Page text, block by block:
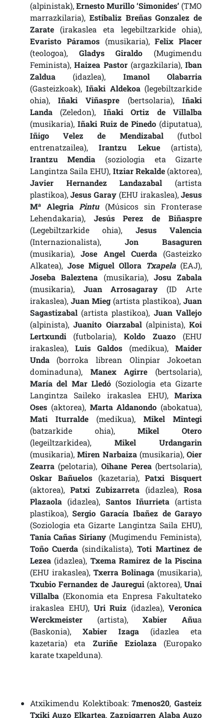
(alpinistak),Ernesto Murillo ‘Simonides’ (TMO
marrazkilaria), Estibaliz Breñas Gonzalez de
Zarate(irakaslea eta legebiltzarkide ohia),
Evaristo Páramos(musikaria),Felix Placer
(teologoa),Gladys Giraldo (Mugimendu
Feminista),Haizea Pastor(argazkilaria),Iban
Zaldua(idazlea), Imanol Olabarria
(Gasteizkoak),Iñaki Aldekoa(legebiltzarkide
ohia),Iñaki Viñaspre (bertsolaria),Iñaki
Landa(Zeledon), Iñaki Ortiz de Villalba
(musikaria),Iñaki Ruiz de Pinedo (diputatua),
Iñigo Velez de Mendizabal(futbol
entrenatzailea),Irantzu Lekue(artista),
Irantzu Mendia (soziologia eta Gizarte
Langintza Saila EHU), Itziar Rekalde(aktorea),
Javier Hernandez Landazabal (artista
plastikoa),Jesus Garay (EHU irakaslea),Jesus
Mª Alegria Pintu(Músicos sin Fronterase
Lehendakaria),Jesús Perez de Biñaspre
(Legebiltzarkide ohia), Jesus Valencia
(Internazionalista),Jon Basaguren
(musikaria),Jose Angel Cuerda(Gasteizko
Alkatea), Jose Miguel Ollora Txapela(EAJ),
Joseba Baleztena (musikaria), Josu Zabala
(musikaria),Juan Arrosagaray (ID Arte
irakaslea), Juan Mieg(artista plastikoa),Juan
Sagastizabal(artista plastikoa), Juan Vallejo
(alpinista),Juanito Oiarzabal(alpinista),Koi
Lertxundi(futbolaria), Koldo Zuazo(EHU
irakaslea),Luis Galdos (medikua),Maider
Unda(borroka librean Olinpiar Jokoetan
dominaduna), Manex Agirre (bertsolaria),
María del Mar Lledó (Soziologia eta Gizarte
Langintza Saileko irakaslea EHU),Marixa
Oses(aktorea), Marta Aldanondo (abokatua),
Mati Iturralde(medikua),Mikel Mintegi
(batzarkide ohia),Mikel Otero
(legeiltzarkidea), Mikel Urdangarin
(musikaria),Miren Narbaiza(musikaria),Oier
Zearra(pelotaria), Oihane Perea(bertsolaria),
Oskar Bañuelos(kazetaria),Patxi Bisquert
(aktorea),Patxi Zubizarreta (idazlea),Rosa
Plazaola(idazlea), Santos Iñurrieta (artista
plastikoa),Sergio Garacía Ibañez de Garayo
(Soziologia eta Gizarte Langintza Saila EHU),
Tania Cañas Siriany (Mugimendu Feminista),
Toño Cuerda (sindikalista), Toti Martinez de
Lezea(idazlea), Txema Ramirez de la Piscina
(EHU irakaslea), Txerra Bolinaga (musikaria),
Txubio Fernandez de Jauregui(aktorea),Unai
Villalba(Ekonomia eta Enpresa Fakultateko
irakaslea EHU), Uri Ruiz (idazlea),Veronica
Werckmeister(artista),Xabier Añua
(Baskonia), Xabier Izaga (idazlea eta
kazetaria) eta Zuriñe Eziolaza(Europako
karate txapelduna).
Atxikimendu Kolektiboak:7menos20,Gasteiz
Txiki Auzo Elkartea, Zazpigarren Alaba Auzo